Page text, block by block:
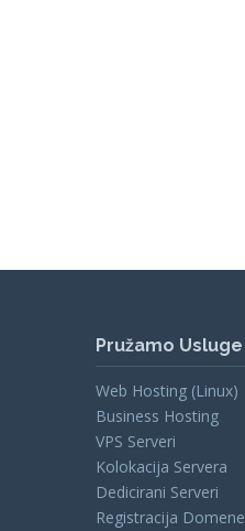
Pružamo Usluge
Web Hosting (Linux)
Business Hosting
VPS Serveri
Kolokacija Servera
Dedicirani Serveri
Registracija Domene